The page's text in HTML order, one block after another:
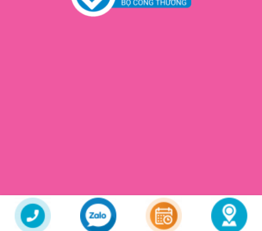
Copyright 2026 © Cún Beauty
© All rights reserved. Web Design
by HALO MEDIA